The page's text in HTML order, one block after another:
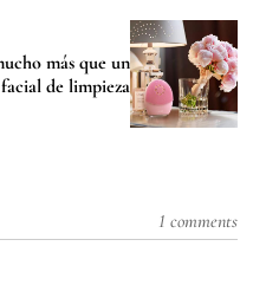
más que un
de limpieza
1 comments